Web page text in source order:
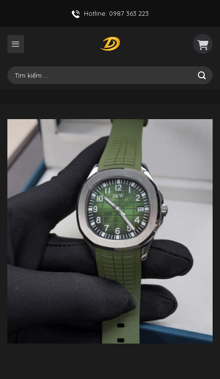
Hotline: 0987 363 223
Tìm
kiếm: